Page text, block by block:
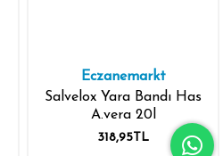
Eczanemarkt
Salvelox Yara Bandı Has
A.vera 20l
318,95TL